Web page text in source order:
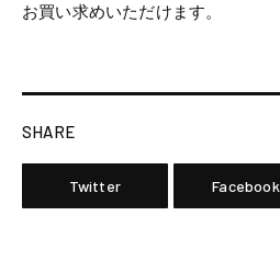
お買い求めいただけます。
SHARE
Twitter Facebook